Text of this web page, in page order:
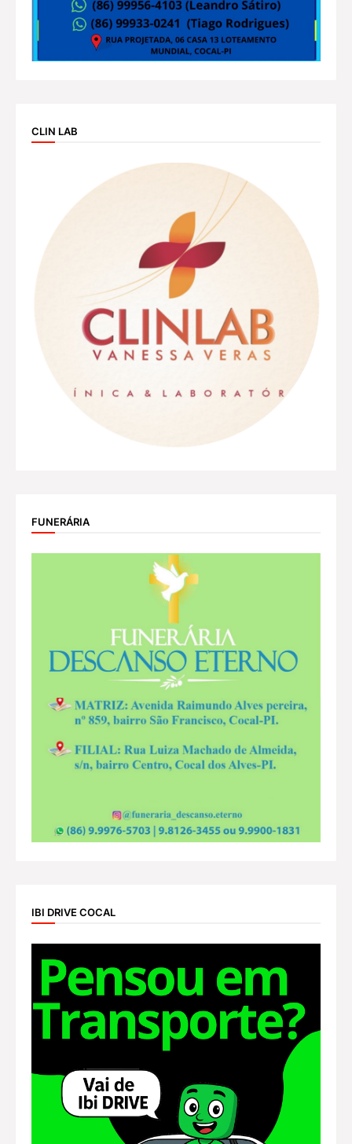
CLIN LAB
FUNERÁRIA
IBI DRIVE COCAL